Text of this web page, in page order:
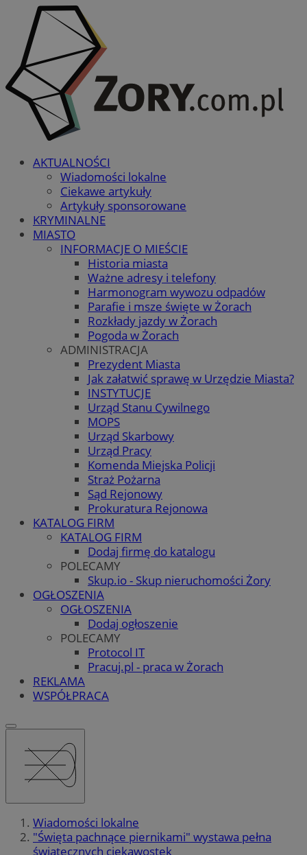
AKTUALNOŚCI
Wiadomości lokalne
Ciekawe artykuły
Artykuły sponsorowane
KRYMINALNE
MIASTO
INFORMACJE O MIEŚCIE
Historia miasta
Ważne adresy i telefony
Harmonogram wywozu odpadów
Parafie i msze święte w Żorach
Rozkłady jazdy w Żorach
Pogoda w Żorach
ADMINISTRACJA
Prezydent Miasta
Jak załatwić sprawę w Urzędzie Miasta?
INSTYTUCJE
Urząd Stanu Cywilnego
MOPS
Urząd Skarbowy
Urząd Pracy
Komenda Miejska Policji
Straż Pożarna
Sąd Rejonowy
Prokuratura Rejonowa
KATALOG FIRM
KATALOG FIRM
Dodaj firmę do katalogu
POLECAMY
Skup.io - Skup nieruchomości Żory
OGŁOSZENIA
OGŁOSZENIA
Dodaj ogłoszenie
POLECAMY
Protocol IT
Pracuj.pl - praca w Żorach
REKLAMA
WSPÓŁPRACA
Wiadomości lokalne
"Święta pachnące piernikami" wystawa pełna
świątecznych ciekawostek